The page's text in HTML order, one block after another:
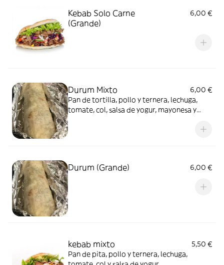
Kebab Solo Carne
(Grande)
6,00 €
Durum Mixto
6,00 €
Pan de tortilla, pollo y ternera, lechuga,
tomate, col, salsa de yogur, mayonesa y
Durum (Grande) 6,00 €
kebab mixto
5,50 €
Pan de pita, pollo y ternera, lechuga,